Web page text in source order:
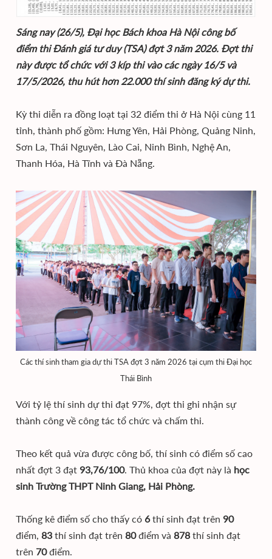
Sáng nay (26/5), Đại học Bách khoa Hà Nội công bố
điểm thi Đánh giá tư duy (TSA) đợt 3 năm 2026. Đợt thi
này được tổ chức với 3 kíp thi vào các ngày 16/5 và
17/5/2026, thu hút hơn 22.000 thí sinh đăng ký dự thi.
Kỳ thi diễn ra đồng loạt tại 32 điểm thi ở Hà Nội cùng 11
tỉnh, thành phố gồm: Hưng Yên, Hải Phòng, Quảng Ninh,
Sơn La, Thái Nguyên, Lào Cai, Ninh Bình, Nghệ An,
Thanh Hóa, Hà Tĩnh và Đà Nẵng.
Các thí sinh tham gia dự thi TSA đợt 3 năm 2026 tại cụm thi Đại học
Thái Bình
Với tỷ lệ thí sinh dự thi đạt 97%, đợt thi ghi nhận sự
thành công về công tác tổ chức và chấm thi.
Theo kết quả vừa được công bố, thí sinh có điểm số cao
nhất đợt 3 đạt 93,76/100. Thủ khoa của đợt này là học
sinh Trường THPT Ninh Giang, Hải Phòng.
Thống kê điểm số cho thấy có 6thí sinh đạt trên 90
điểm, 83 thí sinh đạt trên 80điểm và 878thí sinh đạt
trên 70điểm.